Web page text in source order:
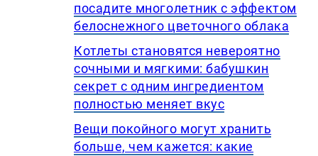
посадите многолетник с эффектом
белоснежного цветочного облака
Котлеты становятся невероятно
сочными и мягкими: бабушкин
секрет с одним ингредиентом
полностью меняет вкус
Вещи покойного могут хранить
больше, чем кажется: какие